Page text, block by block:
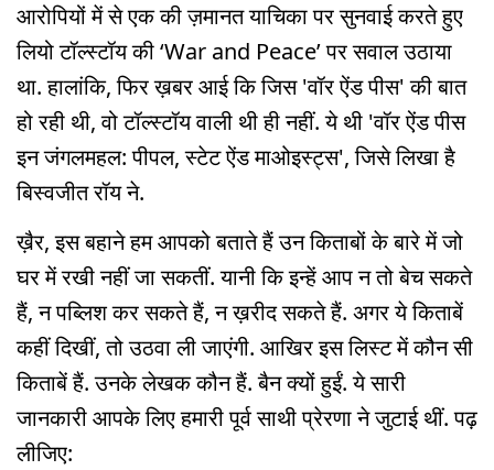
आरोपियों में से एक की ज़मानत याचिका पर सुनवाई करते हुए
लियो टॉल्स्टॉय की ‘War and Peace’ पर सवाल उठाया
था. हालांकि, फिर ख़बर आई कि जिस 'वॉर ऐंड पीस' की बात
हो रही थी, वो टॉल्स्टॉय वाली थी ही नहीं. ये थी 'वॉर ऐंड पीस
इन जंगलमहल: पीपल, स्टेट ऐंड माओइस्ट्स', जिसे लिखा है
बिस्वजीत रॉय ने.
ख़ैर, इस बहाने हम आपको बताते हैं उन किताबों के बारे में जो
घर में रखी नहीं जा सकतीं. यानी कि इन्हें आप न तो बेच सकते
हैं, न पब्लिश कर सकते हैं, न ख़रीद सकते हैं. अगर ये किताबें
कहीं दिखीं, तो उठवा ली जाएंगी. आखिर इस लिस्ट में कौन सी
किताबें हैं. उनके लेखक कौन हैं. बैन क्यों हुईं. ये सारी
जानकारी आपके लिए हमारी पूर्व साथी प्रेरणा ने जुटाई थीं. पढ़
लीजिए: